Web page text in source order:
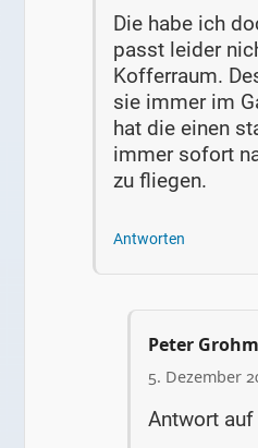
Die habe ich
passt leider
Kofferraum.
sie immer im
hat die einen
immer sofort
zu fliegen.
Antworten
Peter
5. Dezember
Antwort auf